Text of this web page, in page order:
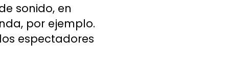
sonido, en
por ejemplo.
espectadores